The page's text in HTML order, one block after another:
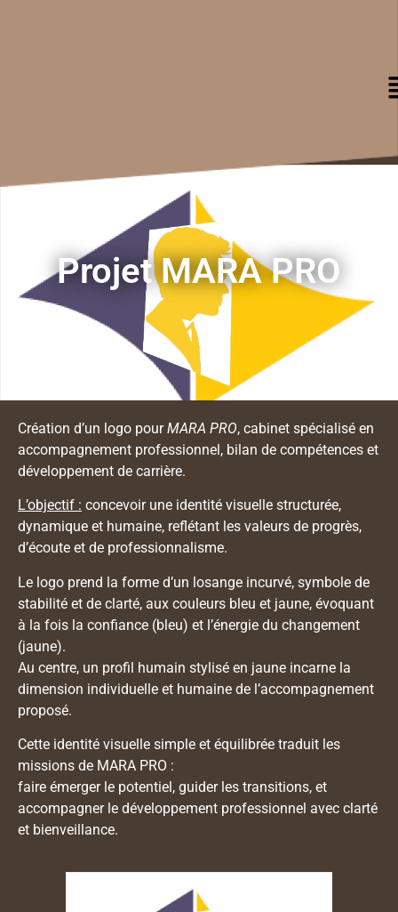
Projet MARA PRO
Création d’un logo pourMARA PRO, cabinet spécialisé en
accompagnement professionnel, bilan de compétences et
développement de carrière.
L’objectif : concevoir une identité visuelle structurée,
dynamique et humaine, reflétant les valeurs de progrès,
d’écoute et de professionnalisme.
Le logo prend la forme d’un losange incurvé, symbole de
stabilité et de clarté, aux couleurs bleu et jaune, évoquant
à la fois la confiance (bleu) et l’énergie du changement
(jaune).
Au centre, un profil humain stylisé en jaune incarne la
dimension individuelle et humaine de l’accompagnement
proposé.
Cette identité visuelle simple et équilibrée traduit les
missions de MARA PRO :
faire émerger le potentiel, guider les transitions, et
accompagner le développement professionnel avec clarté
et bienveillance.